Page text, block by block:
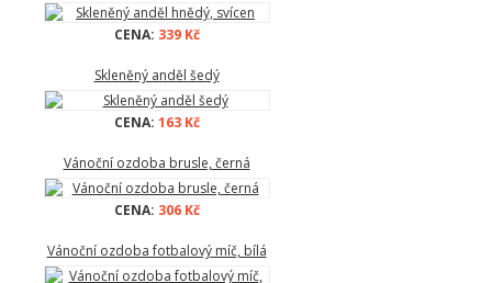
CENA: 339 Kč
Skleněný anděl šedý
CENA: 163 Kč
Vánoční ozdoba brusle, černá
CENA: 306 Kč
Vánoční ozdoba fotbalový míč, bílá